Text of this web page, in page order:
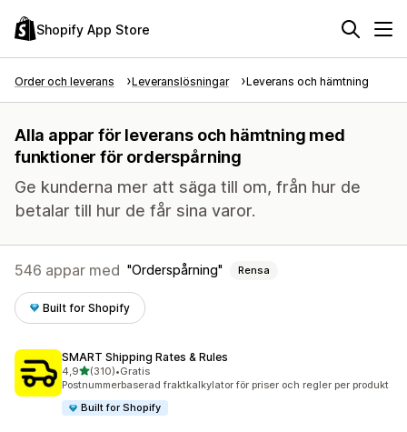
Shopify App Store
Order och leverans Leveranslösningar Leverans och hämtning
Alla appar för leverans och hämtning med
funktioner för orderspårning
Ge kunderna mer att säga till om, från hur de
betalar till hur de får sina varor.
546 appar med Orderspårning Rensa
Built for Shopify
SMART Shipping Rates & Rules
4,9av 5 stjärnor
(310)
310 recensioner totalt
•Gratis
Postnummerbaserad fraktkalkylator för priser och regler per produkt
Built for Shopify